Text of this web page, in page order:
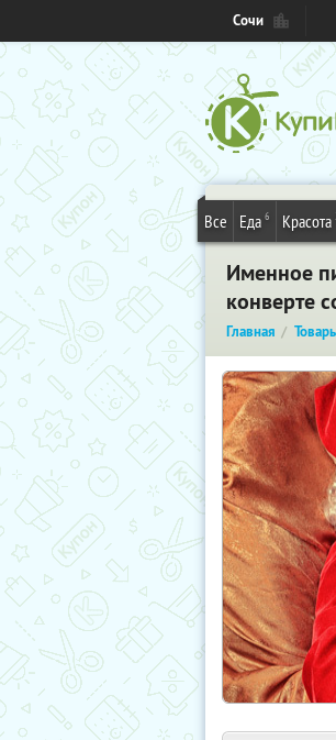
Сочи
Все Еда 6 Красота
Именное
конверте
Главная